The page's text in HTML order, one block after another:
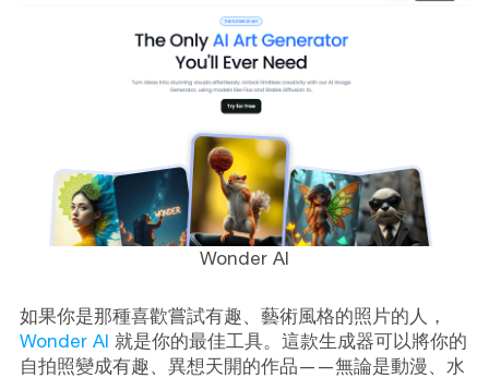
Wonder AI
如果你是那種喜歡嘗試有趣、藝術風格的照片的人，
Wonder AI 就是你的最佳工具。這款生成器可以將你的
自拍照變成有趣、異想天開的作品——無論是動漫、水